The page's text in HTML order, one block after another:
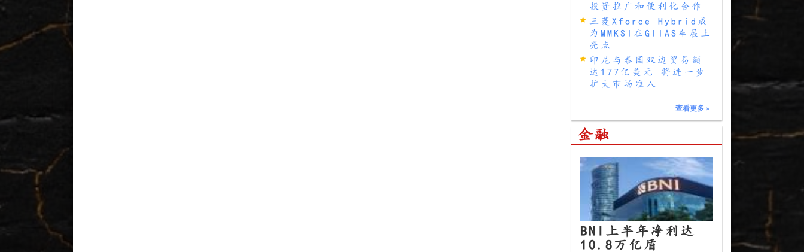
投资推广和便利化合作
三菱Xforce Hybrid成
为MMKSI在GIIAS车展上
亮点
印尼与泰国双边贸易额
达177亿美元 将进一步
扩大市场准入
查看更多 »
金融
BNI上半年净利达
10.8万亿盾